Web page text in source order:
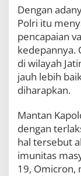
Dengan
Polri itu
pencapaian
kedepannya.
di wilayah
jauh lebih
diharapkan.
Mantan
dengan
hal tersebut
imunitas
19, Omicron,